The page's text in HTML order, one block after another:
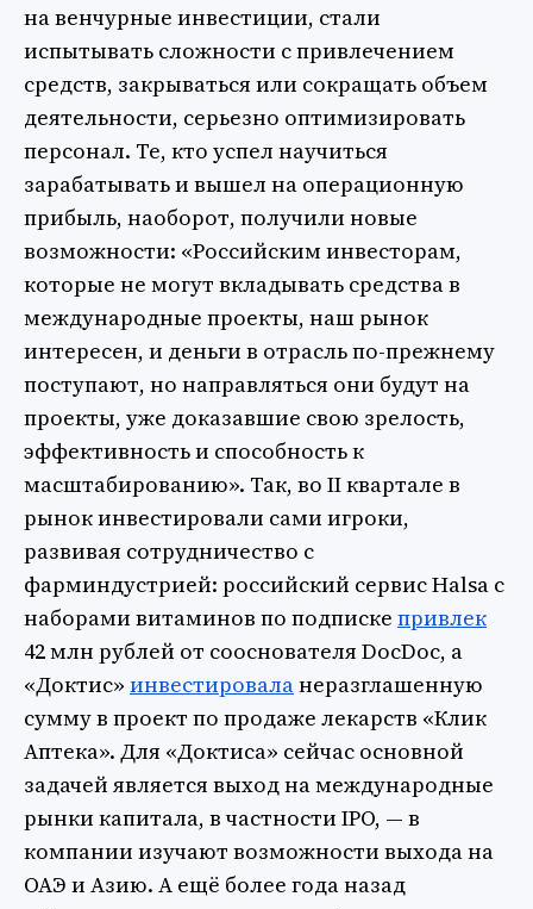
на венчурные инвестиции, стали
испытывать сложности с привлечением
средств, закрываться или сокращать объем
деятельности, серьезно оптимизировать
персонал. Те, кто успел научиться
зарабатывать и вышел на операционную
прибыль, наоборот, получили новые
возможности: «Российским инвесторам,
которые не могут вкладывать средства в
международные проекты, наш рынок
интересен, и деньги в отрасль по-прежнему
поступают, но направляться они будут на
проекты, уже доказавшие свою зрелость,
эффективность и способность к
масштабированию». Так, во II квартале в
рынок инвестировали сами игроки,
развивая сотрудничество с
фарминдустрией: российский сервис Halsa с
наборами витаминов по подписке привлек
42 млн рублей от сооснователя DocDoc, а
«Доктис» инвестироваланеразглашенную
сумму в проект по продаже лекарств «Клик
Аптека». Для «Доктиса» сейчас основной
задачей является выход на международные
рынки капитала, в частности IPO, — в
компании изучают возможности выхода на
ОАЭ и Азию. А ещё более года назад